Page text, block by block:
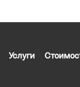
Услуги